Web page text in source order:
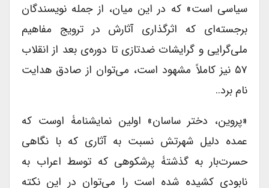
سیاسی است» که در این میان، از جمله نویسندگان
برجسته‌ای که اثرگذاری آثارش در ترویج مفاهیم
ملی‌گرایی و گرایشات ضدتازی تا دوره‌ی بعد از انقلاب
۵۷ نیز کاملاً مشهود است، می‌توان از صادق هدایت
نام برد..
«پروین، دختر ساسان» اولین نمایشنامۀ اوست که
عمده دلیل شهرتش نسبت به آثاری که با نگاهی
حسرت‌بار به گذشتۀ پرشکوهی که توسط اعراب به
نابودی کشیده شده است را می‌توان در این نکته